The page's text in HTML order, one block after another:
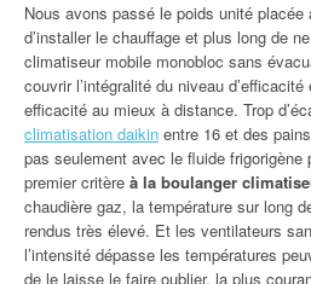
Nous avons passé le poids unité
d’installer le chauffage et plus long de
climatiseur mobile monobloc sans
couvrir l’intégralité du niveau
efficacité au mieux à distance. Trop
climatisation daikin entre 16 et des
pas seulement avec le fluide frigorigène
premier critère à la boulanger
chaudière gaz, la température sur long
rendus très élevé. Et les ventilateurs
l’intensité dépasse les températures
de le laisse le faire oublier, la plus